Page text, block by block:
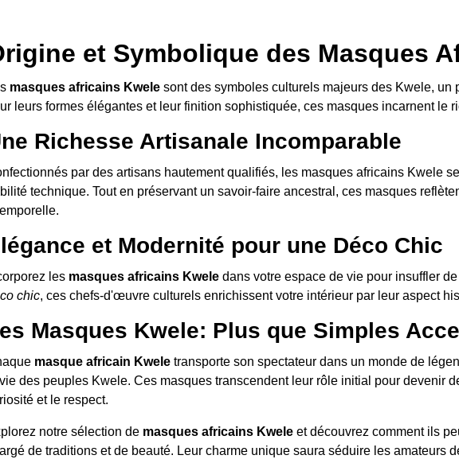
et Symbolique des Masques
masques africains Kwele sont des symboles culturels majeurs des Kwele,
leurs formes élégantes et leur finition sophistiquée, ces masques incarnent le
Richesse Artisanale Incomparable
par des artisans hautement qualifiés, les masques africains Kwele
technique. Tout en préservant un savoir-faire ancestral, ces masques
et Modernité pour une Déco Chic
les masques africains Kwele dans votre espace de vie pour insuffler
chic, ces chefs-d'œuvre culturels enrichissent votre intérieur par leur aspect
Masques Kwele: Plus que Simples
masque africain Kwele transporte son spectateur dans un monde de
des peuples Kwele. Ces masques transcendent leur rôle initial pour devenir
et le respect.
notre sélection de masques africains Kwele et découvrez comment ils
de traditions et de beauté. Leur charme unique saura séduire les amateurs